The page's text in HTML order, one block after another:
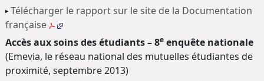
Télécharger le rapport sur le site de la Documentation
française
Accès aux soins des étudiants – 8e enquête nationale
(Emevia, le réseau national des mutuelles étudiantes de
proximité, septembre 2013)